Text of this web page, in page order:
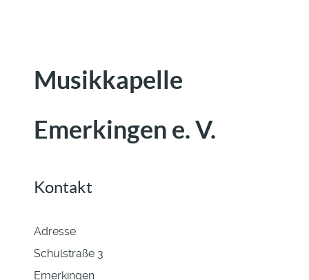
Musikkapelle
Emerkingen e. V.
Kontakt
Adresse:
Schulstraße 3
Emerkingen